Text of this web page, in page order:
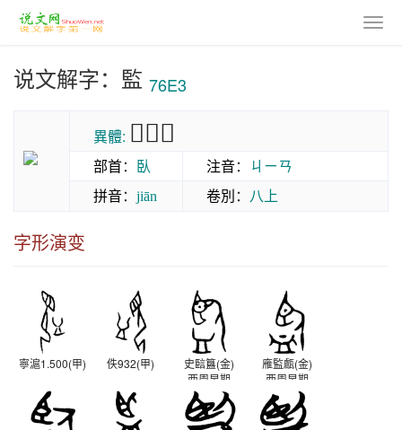
说文解字：監 76E3
異體: 𧗄𧨭𧩾
部首： 臥 注音：
ㄐㄧㄢ
拼音： jiān 卷別： 八上
字形演变
寧滬1.500(甲) 佚932(甲)
史䛗簋(金)
西周早期
䧹監甗(金)
西周早期